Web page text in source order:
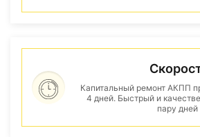
Капитальный ремонт АКПП
4 дней. Быстрый и
пару дней